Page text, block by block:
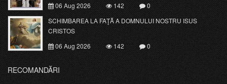
06 Aug 2026
142
0
SCHIMBAREA LA FAŢĂ A DOMNULUI NOSTRU ISUS
CRISTOS
06 Aug 2026
142 0
RECOMANDĂRI